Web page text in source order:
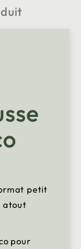
petit
atout
pour